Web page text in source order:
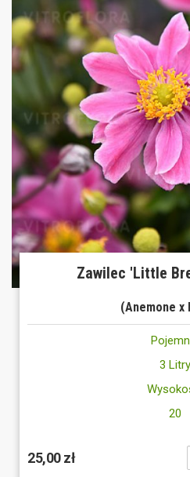
Zawilec 'Little
(Anemone x
3 Litry
20
25,00 zł